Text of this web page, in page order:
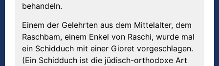
behandeln.
Einem der Gelehrten aus dem Mittelalter, dem
Raschbam, einem Enkel von Raschi, wurde mal
ein Schidduch mit einer Gioret vorgeschlagen.
(Ein Schidduch ist die jüdisch-orthodoxe Art